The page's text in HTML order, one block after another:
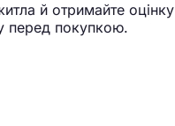
й отримайте оцінку
перед покупкою.